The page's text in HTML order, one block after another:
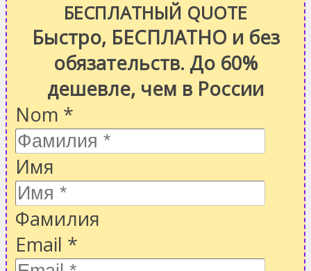
БЕСПЛАТНЫЙ QUOTE
Быстро, БЕСПЛАТНО и без
обязательств. До 60%
дешевле, чем в России
Nom *
Имя
Фамилия
Email *